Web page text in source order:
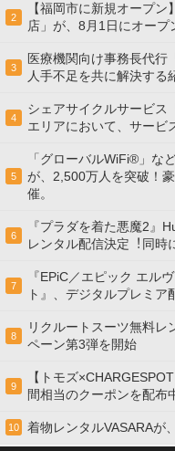
2
【福岡市に新規オープ
店」が、8月1日にオープ
3
医療機関向け事務長代行
人手不足を共に解決する
4
シェアサイクルサービス
エリアにおいて、サービ
5
「グローバルWiFi®」な
が、2,500万人を突破！
催。
6
『プラダを着た悪魔2』
レンタル配信決定︕同時
7
『EPiC／エピック エル
ト』、デジタルプレミ
8
リクルートスーツ無料レ
ペーン第3弾を開始
9
【トモズ
間相当のクーポンを配布
10 着物レンタルVASARAが